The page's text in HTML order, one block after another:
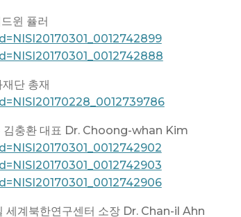
윈 퓰러
단 총재
김충환 대표 Dr. Choong-whan Kim
세계북한연구센터 소장 Dr. Chan-il Ahn